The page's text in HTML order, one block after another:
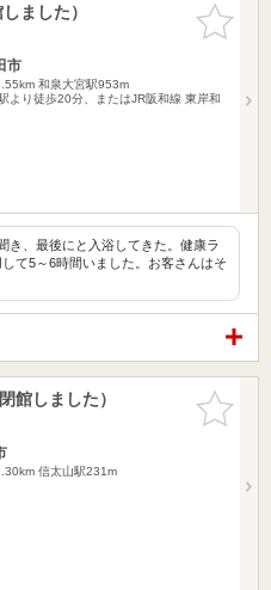
お気に入
りに追加
ました）
市
和泉大宮駅953m
より徒歩20分、またはJR阪和線 東岸和
き、最後にと入浴してきた。健康ラ
て5～6時間いました。お客さんはそ
お気に入
りに追加
館しました）
信太山駅231m